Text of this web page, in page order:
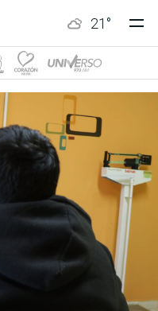
21 °